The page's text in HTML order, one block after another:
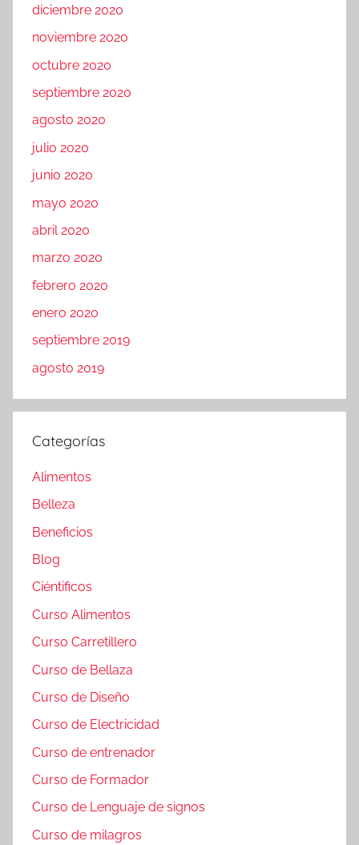
diciembre 2020
noviembre 2020
octubre 2020
septiembre 2020
agosto 2020
julio 2020
junio 2020
mayo 2020
abril 2020
marzo 2020
febrero 2020
enero 2020
septiembre 2019
agosto 2019
Categorías
Alimentos
Belleza
Beneficios
Blog
Ciéntificos
Curso Alimentos
Curso Carretillero
Curso de Bellaza
Curso de Diseño
Curso de Electricidad
Curso de entrenador
Curso de Formador
Curso de Lenguaje de signos
Curso de milagros